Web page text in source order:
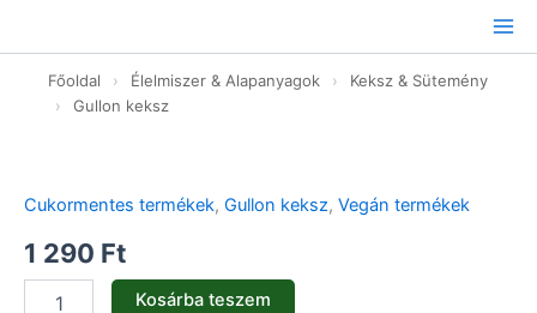
tartalomhoz
Főoldal › Élelmiszer & Alapanyagok ›
Keksz & Sütemény
›
Gullon keksz
Cukormentes termékek, Gullon keksz, Vegán termékek
1 290 Ft
édesítővel
-
144g
mennyiség
Kosárba teszem